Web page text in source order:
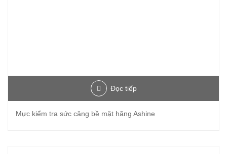
Đọc tiếp
Mực kiểm tra sức căng bề mặt hãng Ashine